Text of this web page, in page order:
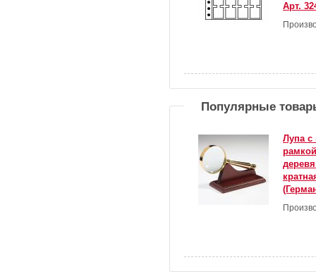
Арт.
Популярные
Лупа с